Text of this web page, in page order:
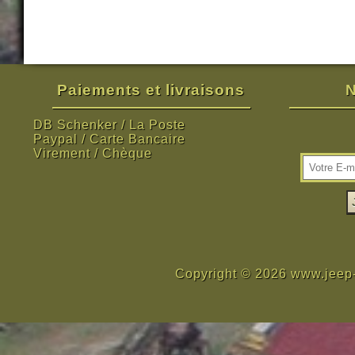
Paiements et livraisons
DB Schenker / La Poste
Paypal / Carte Bancaire
Virement / Chèque
Copyright © 2026